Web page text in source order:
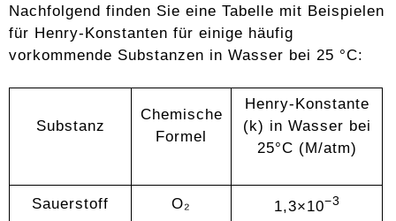
Nachfolgend finden Sie eine Tabelle mit Beispielen
für Henry-Konstanten für einige häufig
vorkommende Substanzen in Wasser bei 25 °C:
Substanz
Chemische
Formel
Henry-Konstante
(k) in Wasser bei
25°C (M/atm)
Sauerstoff O₂ 1,3×10−3